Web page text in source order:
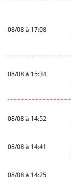
08/08 à 17:08
08/08 à 15:34
08/08 à 14:52
08/08 à 14:41
08/08 à 14:25